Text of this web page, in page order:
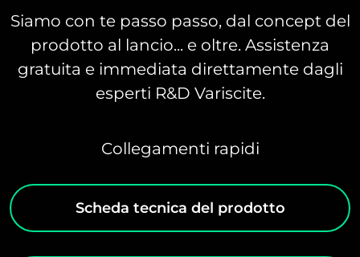
Siamo con te passo passo, dal concept del
prodotto al lancio... e oltre. Assistenza
gratuita e immediata direttamente dagli
esperti R&D Variscite.
Collegamenti rapidi
Scheda tecnica del prodotto